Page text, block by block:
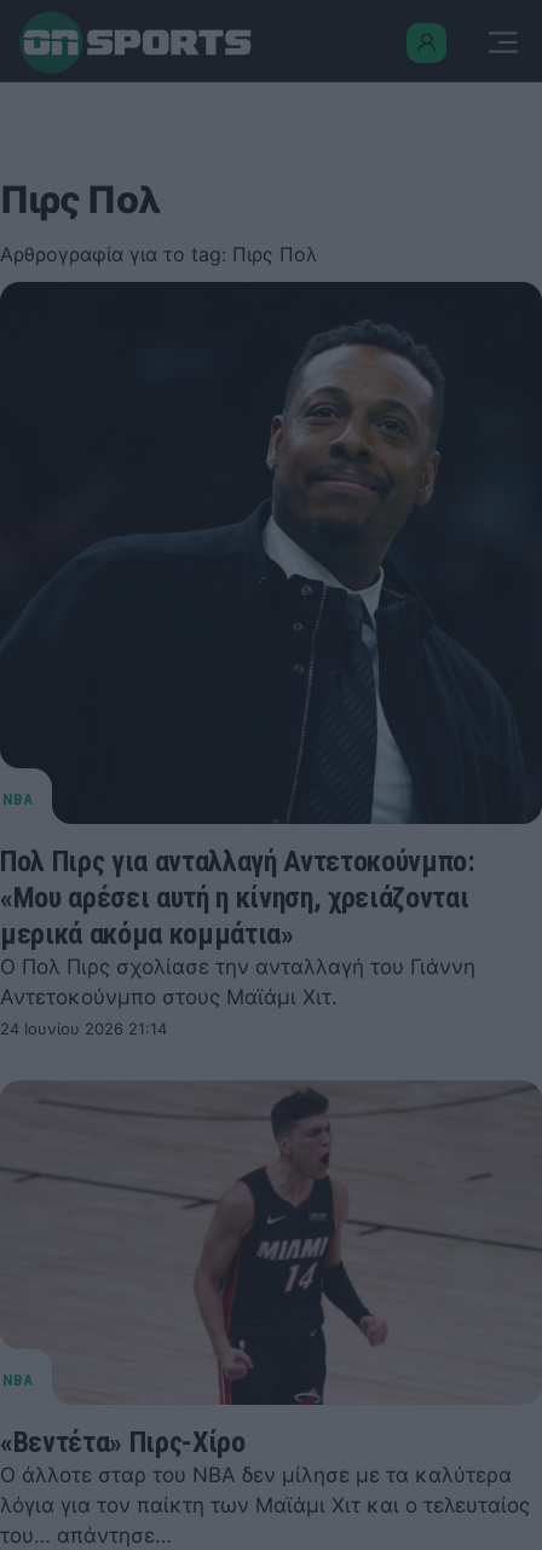
Πιρς Πολ
Αρθρογραφία για το tag: Πιρς Πολ
Πολ Πιρς για ανταλλαγή Αντετοκούνμπο:
«Μου αρέσει αυτή η κίνηση, χρειάζονται
μερικά ακόμα κομμάτια»
Ο Πολ Πιρς σχολίασε την ανταλλαγή του Γιάννη
Αντετοκούνμπο στους Μαϊάμι Χιτ.
24 Ιουνίου 2026 21:14
«Βεντέτα» Πιρς-Χίρο
Ο άλλοτε σταρ του ΝΒΑ δεν μίλησε με τα καλύτερα
λόγια για τον παίκτη των Μαϊάμι Χιτ και ο τελευταίος
του… απάντησε…